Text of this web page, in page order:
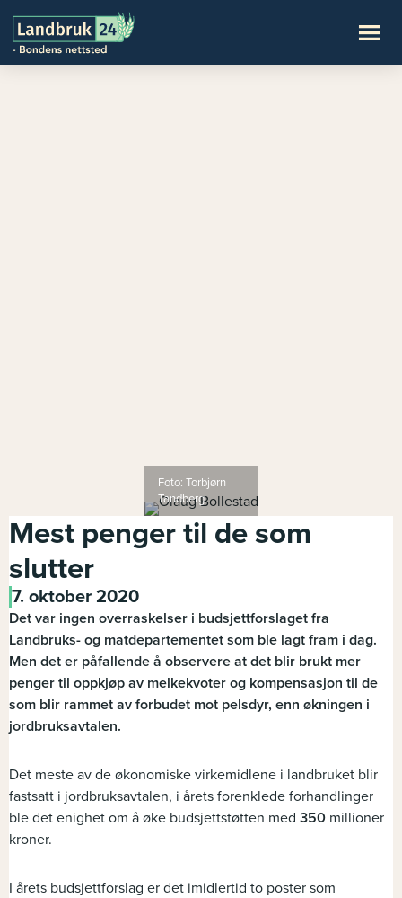
Foto: Torbjørn
Tandberg
Mest penger til de som
slutter
7. oktober 2020
Det var ingen overraskelser i budsjettforslaget fra
Landbruks- og matdepartementet som ble lagt fram i dag.
Men det er påfallende å observere at det blir brukt mer
penger til oppkjøp av melkekvoter og kompensasjon til de
som blir rammet av forbudet mot pelsdyr, enn økningen i
jordbruksavtalen.
Det meste av de økonomiske virkemidlene i landbruket blir
fastsatt i jordbruksavtalen, i årets forenklede forhandlinger
ble det enighet om å øke budsjettstøtten med 350 millioner
kroner.
I årets budsjettforslag er det imidlertid to poster som